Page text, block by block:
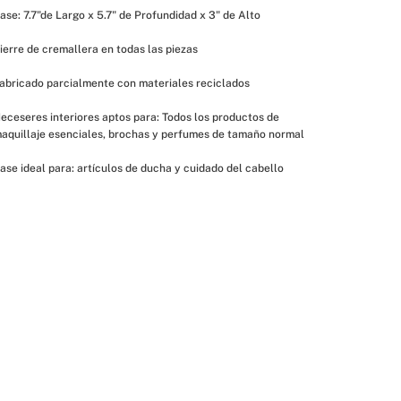
7.7"de Largo x 5.7" de Profundidad x 3" de Alto
de cremallera en todas las piezas
parcialmente con materiales reciclados
interiores aptos para: Todos los productos de
esenciales, brochas y perfumes de tamaño normal
ideal para: artículos de ducha y cuidado del cabello